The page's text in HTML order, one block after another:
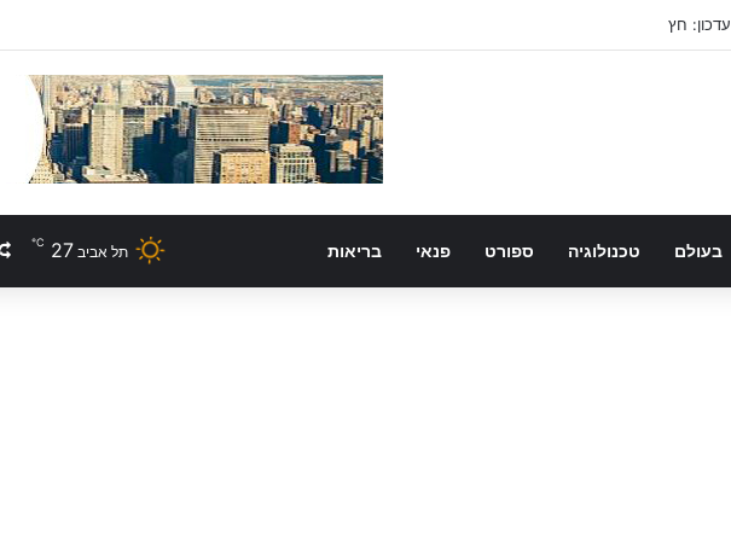
עדכון: חץ
בעולם טכנולוגיה ספורט פנאי בריאות תל אביב 27
℃